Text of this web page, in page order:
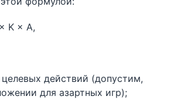
K × A,
действий (допустим,
для азартных игр);